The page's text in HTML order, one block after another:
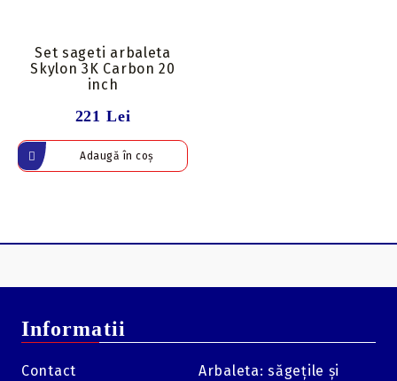
Set sageti arbaleta
Skylon 3K Carbon 20
inch
221 Lei
Informatii
Contact
Arbaleta: săgețile și